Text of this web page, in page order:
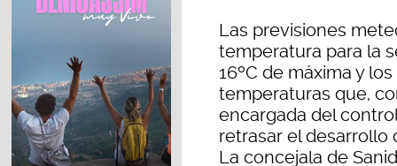
Las previsiones
temperatura para la
16ºC de máxima y
temperaturas que,
encargada del
retrasar el desarrollo
La concejala de